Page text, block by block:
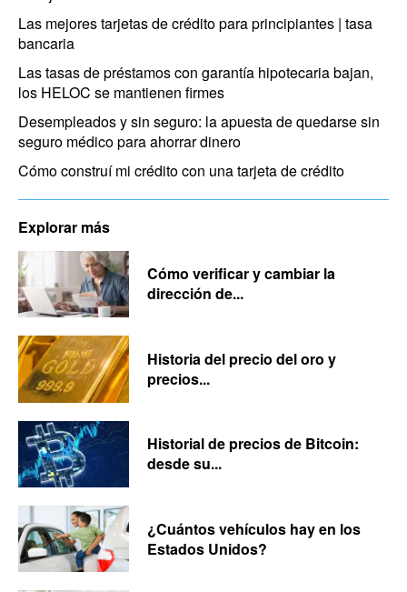
Las mejores tarjetas de crédito para principiantes | tasa
bancaria
Las tasas de préstamos con garantía hipotecaria bajan,
los HELOC se mantienen firmes
Desempleados y sin seguro: la apuesta de quedarse sin
seguro médico para ahorrar dinero
Cómo construí mi crédito con una tarjeta de crédito
Explorar más
Cómo verificar y cambiar la
dirección de...
Historia del precio del oro y
precios...
Historial de precios de Bitcoin:
desde su...
¿Cuántos vehículos hay en los
Estados Unidos?